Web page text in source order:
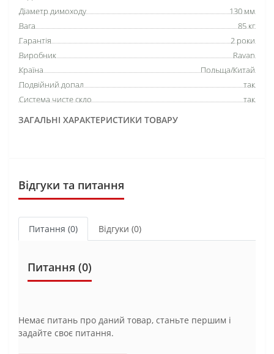
ЗАГАЛЬНІ ХАРАКТЕРИСТИКИ ТОВАРУ
Діаметр димоходу
130 мм
Вага
85 кг
Гарантія
2 роки
Виробник
Ravan
Країна
Польща/Китай
Подвійний допал
так
Система чисте скло
так
Відгуки та питання
Питання (0) Відгуки (0)
Питання (0)
Немає питань про даний товар, станьте першим і
задайте своє питання.